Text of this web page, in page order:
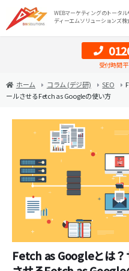
WEBマーケティングのトータ
ディーエムソリューションズ株
受付時間
ホーム コラム (デジ研) SEO
ールさせるFetch as Googleの使い方
Fetch as Googleとは